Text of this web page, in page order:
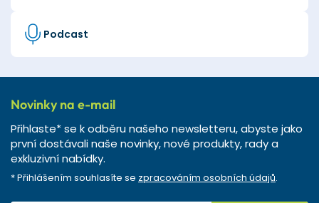
Podcast
Novinky na e-mail
Přihlaste* se k odběru našeho newsletteru, abyste jako
první dostávali naše novinky, nové produkty, rady a
exkluzivní nabídky.
* Přihlášením souhlasíte se zpracováním osobních údajů.